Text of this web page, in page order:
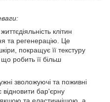
клітин
та регенерацію. Це
покращує її текстуру
робить її більш
зволожуючі та поживні
відновити бар'єрну
та еластичнішою, а